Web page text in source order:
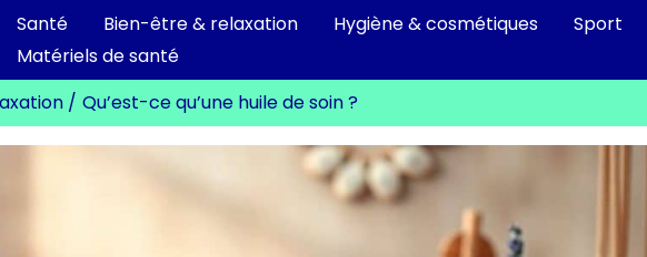
Santé Bien-être & relaxation Hygiène & cosmétiques Sport
Matériels de santé
Qu’est-ce qu’une huile de soin ?